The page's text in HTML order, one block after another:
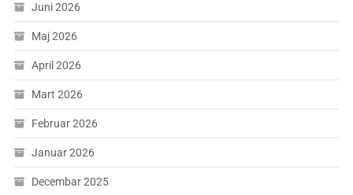
Juni 2026
Maj 2026
April 2026
Mart 2026
Februar 2026
Januar 2026
Decembar 2025